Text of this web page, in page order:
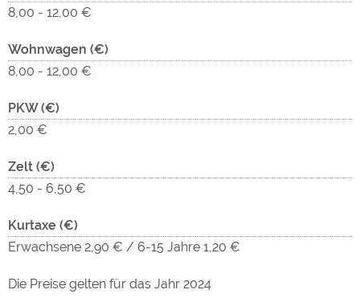
8,00 - 12,00 €
Wohnwagen (€)
8,00 - 12,00 €
PKW (€)
2,00 €
Zelt (€)
4,50 - 6,50 €
Kurtaxe (€)
Erwachsene 2,90 € / 6-15 Jahre 1,20 €
Die Preise gelten für das Jahr 2024